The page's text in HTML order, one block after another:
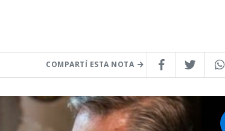
COMPARTÍ ESTA NOTA